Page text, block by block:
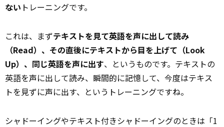
ない トレーニングです。
これは、まずテキストを見て英語を声に出して読み
（Read）、その直後にテキストから目を上げて（Look
Up）、同じ英語を声に出す、というものです。テキストの
英語を声に出して読み、瞬間的に記憶して、今度はテキス
トを見ずに声に出す、というトレーニングですね。
シャドーイングやテキスト付きシャドーイングのときは「1